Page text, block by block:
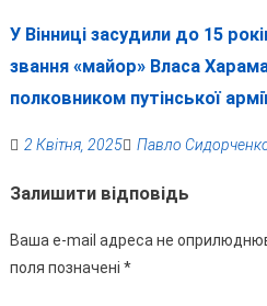
У Вінниці засудили до 15
звання «майор» Власа
полковником путінської
2 Квітня, 2025 Павло
Залишити відповідь
Ваша e-mail адреса не
поля позначені *